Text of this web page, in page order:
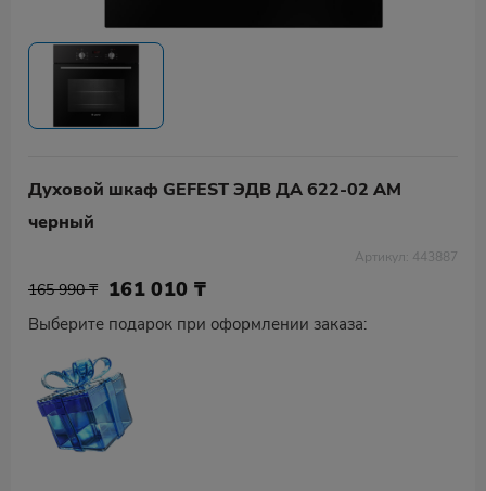
Духовой шкаф GEFEST ЭДВ ДА 622-02 АМ
черный
Артикул: 443887
165 990 ₸ 161 010 ₸
Выберите подарок при оформлении заказа: